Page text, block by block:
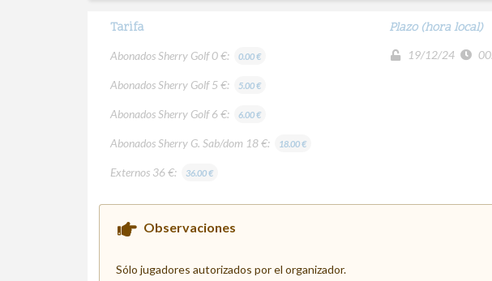
Tarifa
Abonados Sherry Golf 0 €: 0.00 €
Abonados Sherry Golf 5 €: 5.00 €
Abonados Sherry Golf 6 €: 6.00 €
Abonados Sherry G. Sab/dom 18 €: 18.00 €
Externos 36 €: 36.00 €
Plazo (hora local)
19/12/24
Observaciones
Sólo jugadores autorizados por el organizador.